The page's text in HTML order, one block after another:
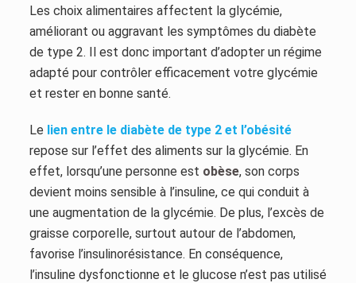
Les choix alimentaires affectent la glycémie,
améliorant ou aggravant les symptômes du diabète
de type 2. Il est donc important d’adopter un régime
adapté pour contrôler efficacement votre glycémie
et rester en bonne santé.
Le lien entre le diabète de type 2 et l’obésité
repose sur l’effet des aliments sur la glycémie. En
effet, lorsqu’une personne est obèse, son corps
devient moins sensible à l’insuline, ce qui conduit à
une augmentation de la glycémie. De plus, l’excès de
graisse corporelle, surtout autour de l’abdomen,
favorise l’insulinorésistance. En conséquence,
l’insuline dysfonctionne et le glucose n’est pas utilisé